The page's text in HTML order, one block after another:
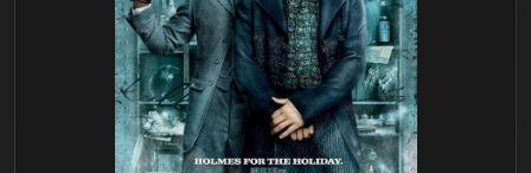
Detaylar